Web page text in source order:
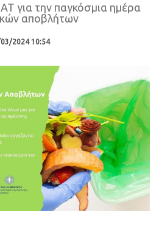
για την παγκόσμια ημέρα
αποβλήτων
2024 10:54